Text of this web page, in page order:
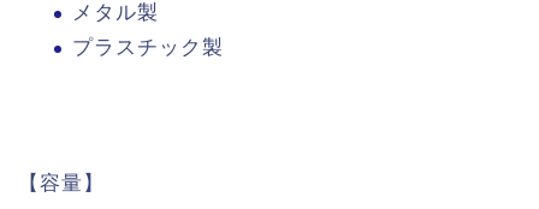
メタル製
プラスチック製
【容量】